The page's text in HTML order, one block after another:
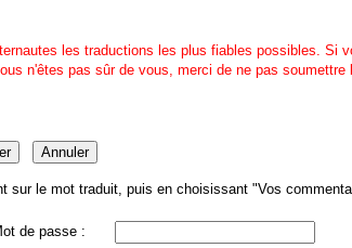
les traductions les plus fiables possibles. Si
n'êtes pas sûr de vous, merci de ne pas soumettre
sur le mot traduit, puis en choisissant "Vos
de passe :